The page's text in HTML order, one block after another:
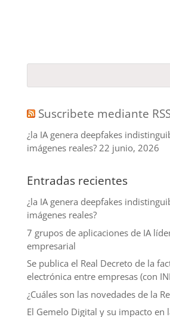
Suscribete mediante
¿la IA genera deepfakes
imágenes reales? 22 junio, 2026
Entradas recientes
¿la IA genera deepfakes
imágenes reales?
7 grupos de aplicaciones de IA
empresarial
Se publica el Real Decreto de la
electrónica entre empresas (con
¿Cuáles son las novedades de la
El Gemelo Digital y su impacto en